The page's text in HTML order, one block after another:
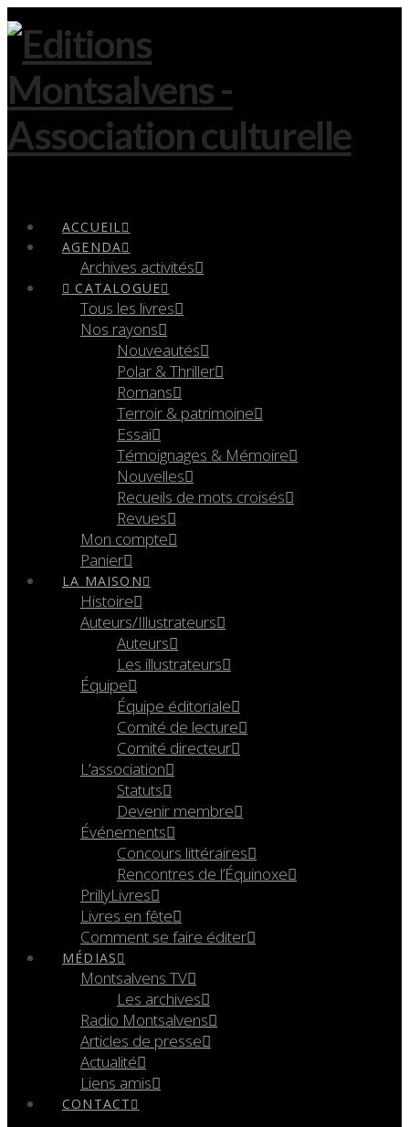
ACCUEIL
AGENDA
Archives activités
CATALOGUE
Tous les livres
Nos rayons
Nouveautés
Polar & Thriller
Romans
Terroir & patrimoine
Essai
Témoignages & Mémoire
Nouvelles
Recueils de mots croisés
Revues
Mon compte
Panier
LA MAISON
Histoire
Auteurs/Illustrateurs
Auteurs
Les illustrateurs
Équipe
Équipe éditoriale
Comité de lecture
Comité directeur
L’association
Statuts
Devenir membre
Événements
Concours littéraires
Rencontres de l’Équinoxe
PrillyLivres
Livres en fête
Comment se faire éditer
MÉDIAS
Montsalvens TV
Les archives
Radio Montsalvens
Articles de presse
Actualité
Liens amis
CONTACT